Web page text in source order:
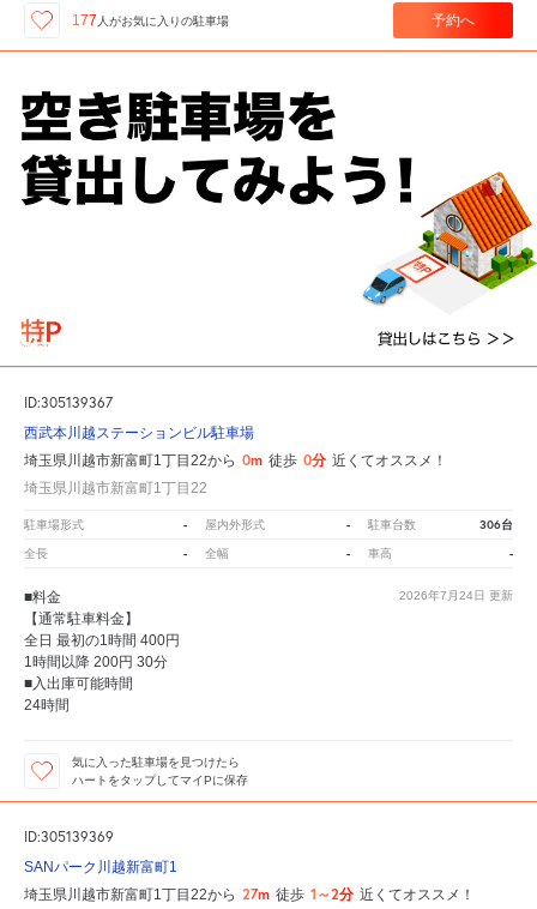
177 人がお気に入りの駐車場 予約へ
ID:305139367
西武本川越ステーションビル駐車場
埼玉県川越市新富町1丁目22から 0m 徒歩 0分 近くてオススメ！
埼玉県川越市新富町1丁目22
駐車場形式 - 屋内外形式 - 駐車台数 306台
全長 - 全幅 - 車高 -
2026年7月24日 更新
■料金
【通常駐車料金】
全日 最初の1時間 400円
1時間以降 200円 30分
■入出庫可能時間
24時間
気に入った駐車場を見つけたら
ハートをタップしてマイPに保存
ID:305139369
SANパーク川越新富町1
埼玉県川越市新富町1丁目22から 27m 徒歩 1～2分 近くてオススメ！